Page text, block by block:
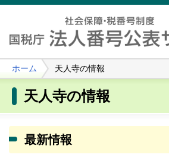
ホーム 天人寺の情報
天人寺の情報
最新情報